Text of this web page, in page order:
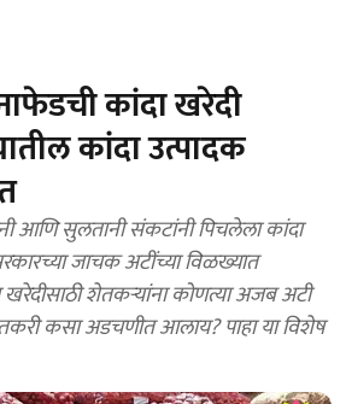
कांदा खरेदी
कांदा उत्पादक
आणि सुलतानी संकटांनी पिचलेला कांदा
शेतकऱ्यांना कोणत्या अजब अटी
कसा अडचणीत आलाय? पाहा या विशेष